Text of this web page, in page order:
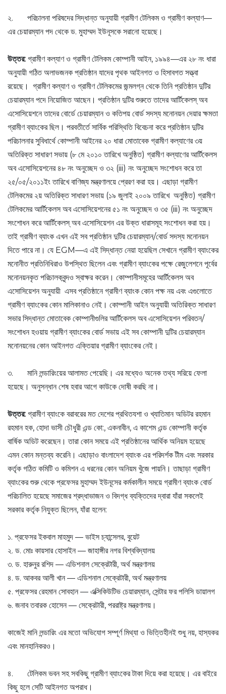
২. পরিচালনা পরিষদের সিদ্ধান্ত অনুযায়ী গ্রামীণ টেলিকম ও গ্রামীণ কল্যাণ—
এর চেয়ারম্যান পদ থেকে ড. মুহাম্মদ ইউনূসকে সরানো হয়েছে।
উত্তর: গ্রামীণ কল্যাণ ও গ্রামীণ টেলিকম কোম্পানী আইন, ১৯৯৪—এর ২৮ নং ধারা
অনুযায়ী গঠিত অলাভজনক প্রতিষ্ঠান যাদের পৃথক আইনগত ও হিসাবগত সত্ত্বা
রয়েছে। গ্রামীণ কল্যাণ ও গ্রামীণ টেলিকমের জন্মলগ্ন থেকে তিনি প্রতিষ্ঠান দুটির
চেয়ারম্যান পদে নিয়োজিত আছেন। প্রতিষ্ঠান দুটির শুরুতে তাদের আর্টিকেলস্ অব
এসোসিয়েশনে তাদের বোর্ডে চেয়ারম্যান ও কতিপয় বোর্ড সদস্য মনোনয়ন দেয়ার ক্ষমতা
গ্রামীণ ব্যাংকের ছিল। পরবতীর্তে সার্বিক পরিস্থিতি বিবেচনা করে প্রতিষ্ঠান দুটির
পরিচালনার সুবিধার্থে কোম্পানী আইনের ২০ ধারা মোতাবেক গ্রামীণ কল্যাণের ৩য়
অতিরিক্ত সাধারণ সভায় (৮ মে ২০১০ তারিখে অনুষ্ঠিত) গ্রামীণ কল্যাণের আর্টিকেলস
অব এসোসিয়েশনের ৪৮ নং অনুচ্ছেদ ও ৩২ (iii) নং অনুচ্ছেদ সংশোধন করে তা
২৫/০৫/২০১১ইং তারিখে বাণিজ্য মন্ত্রণালয়ে প্রেরণ করা হয়। এছাড়া গ্রামীণ
টেলিকমের ২য় অতিরিক্ত সাধারণ সভায় (১৯ জুলাই ২০০৯ তারিখে অনুষ্ঠিত) গ্রামীণ
টেলিকমের আর্টিকেলস অব এসোসিয়েশনের ৫১ নং অনুচ্ছেদ ও ৩৫ (iii) নং অনুচ্ছেদ
সংশোধন করে আর্টিকেলস্ অব এসোসিয়েশন এর উক্ত ধারাসমূহ সংশোধন করা হয়।
তাই গ্রামীণ ব্যাংক এখন এই সব প্রতিষ্ঠান দুটির চেয়ারম্যান/বোর্ড সদস্য মনোনয়ন
দিতে পারে না। যে EGM—এ এই সিদ্ধান্ত নেয়া হয়েছিল সেখানে গ্রামীণ ব্যাংকের
মনোনীত প্রতিনিধিরাও উপস্থিত ছিলেন এবং গ্রামীণ ব্যাংকের পক্ষে রেজুলেশনে পূর্বের
মনোনয়নকৃত পরিচালকবৃন্দও স্বাক্ষর করেন। কোম্পানীসমূহের আর্টিকেলস অব
এসোসিয়েশন অনুযায়ী এসব প্রতিষ্ঠানে গ্রামীণ ব্যাংক কোন পক্ষ নয় এবং এগুলোতে
গ্রামীণ ব্যাংকের কোন মালিকানাও নেই। কোম্পানী আইন অনুযায়ী অতিরিক্ত সাধারণ
সভার সিদ্ধান্ত মোতাবেক কোম্পানীগুলির আর্টিকেলস অব এসোসিয়েশন পরিবতন/
সংশোধন হওয়ায় গ্রামীণ ব্যাংকের বোর্ড সভায় এই সব কোম্পানী দুটির চেয়ারম্যান
মনোনয়নের কোন আইনগত এক্তিয়ার গ্রামীণ ব্যাংকের নেই।
৩. মানি লন্ডারিংয়ের আলামত পেয়েছি। এর মধ্যেও অনেক তথ্য সরিয়ে ফেলা
হয়েছে। অনুসন্ধান শেষ হবার আগে কাউকে দোষী করছি না।
উত্তর: গ্রামীণ ব্যাংকে বরাবরের মত দেশের প্রথিতযশা ও খ্যাতিমান অডিটর রহমান
রহমান হক, হোদা ভাসী চৌধুরী এন্ড কো:, একনাবীন, এ কাশেম এন্ড কোম্পানী কর্তৃক
বার্ষিক অডিট করেছেন। তারা কোন সময়ে এই প্রতিষ্ঠানের আর্থিক অনিয়ম হয়েছে
এমন কোন মন্তব্য করেনি। এছাড়াও বাংলাদেশ ব্যাংক এর পরিদর্শক টীম এবং সরকার
কর্তৃক গঠিত কমিটি ও কমিশন এ ধরনের কোন অনিয়ম খুঁজে পায়নি। তাছাড়া গ্রামীণ
ব্যাংকের শুরু থেকে প্রফেসর মুহাম্মদ ইউনূসের কর্মকালীন সময়ে গ্রামীণ ব্যাংক বোর্ড
পরিচালিত হয়েছে সমাজের শ্রদ্ধাভাজন ও বিদগ্ধ ব্যক্তিদের দ্বারা যাঁরা সকলেই
সরকার কর্তৃক নিযুক্ত ছিলেন, যাঁরা হলেন:
১. প্রফেসর ইকবাল মাহমুদ — ভাইস চ্যান্সেলর, বুয়েট
২. ড. মোঃ কায়সার হোসাইন — জাহাঙ্গীর নগর বিশ্ববিদ্যালয়
৩. ড. হারুনুর রশিদ — এডিশনাল সেক্রেটারী, অর্থ মন্ত্রণালয়
৪. ড. আকবর আলী খান — এডিশনাল সেক্রেটারী, অর্থ মন্ত্রণালয়
৫. প্রফেসর রেহমান সোবহান — এক্সিকিউটিভ চেয়ারম্যান, সেন্টার ফর পলিসি ডায়ালগ
৬. জনাব তবারক হোসেন — সেক্রেটারী, পররাষ্ট্র মন্ত্রণালয়।
কাজেই মানি লন্ডারিং এর মতো অভিযোগ সম্পূর্ণ মিথ্যা ও ভিত্তিহীনই শুধু নয়, হাস্যকর
এবং মানহানিকরও।
৪. টেলিকম ভবন সহ সবকিছু গ্রামীণ ব্যাংকের টাকা দিয়ে করা হয়েছে। এর বাইরে
কিছু হলে সেটি আইনগত অপরাধ।